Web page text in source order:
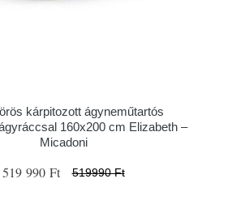
kárpitozott ágyneműtartós
160x200 cm Elizabeth –
Micadoni
519 990 Ft 519990 Ft